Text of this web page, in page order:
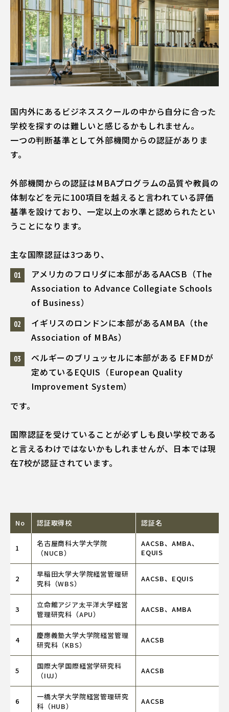
国内外にあるビジネススクールの中から自分に合った
学校を探すのは難しいと感じるかもしれません。
一つの判断基準として外部機関からの認証がありま
す。
外部機関からの認証はMBAプログラムの品質や教員の
体制などを元に100項目を越えると言われている評価
基準を設けており、一定以上の水準と認められたとい
うことになります。
主な国際認証は3つあり、
アメリカのフロリダに本部があるAACSB（The
Association to Advance Collegiate Schools
of Business）
イギリスのロンドンに本部があるAMBA（the
Association of MBAs）
ベルギーのブリュッセルに本部がある EFMDが
定めているEQUIS（European Quality
Improvement System）
です。
国際認証を受けていることが必ずしも良い学校である
と言えるわけではないかもしれませんが、日本では現
在7校が認証されています。
No 認証取得校 認証名
1
名古屋商科大学大学院
（NUCB）
AACSB、AMBA、
EQUIS
2
早稲田大学大学院経営管理研
究科（WBS）
AACSB、EQUIS
3
立命館アジア太平洋大学経営
管理研究科（APU）
AACSB、AMBA
4
慶應義塾大学大学院経営管理
研究科（KBS）
AACSB
5
国際大学国際経営学研究科
（IUJ）
AACSB
6
一橋大学大学院経営管理研究
科（HUB）
AACSB